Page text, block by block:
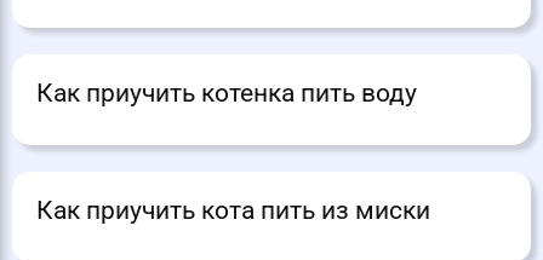
Как приучить котенка пить воду
Как приучить кота пить из миски